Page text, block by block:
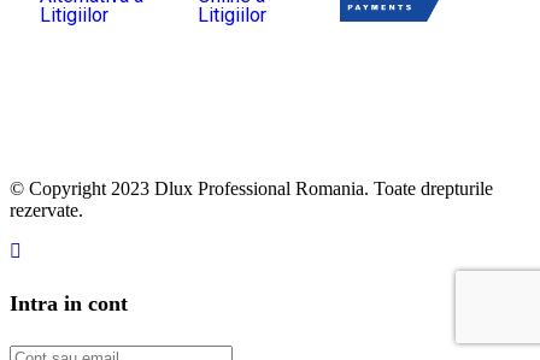
© Copyright 2023 Dlux Professional Romania. Toate drepturile
rezervate.
Intra in cont